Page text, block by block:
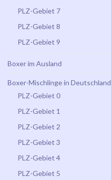
PLZ-Gebiet 7
PLZ-Gebiet 8
PLZ-Gebiet 9
Boxer im Ausland
Boxer-Mischlinge in Deutschland
PLZ-Gebiet 0
PLZ-Gebiet 1
PLZ-Gebiet 2
PLZ-Gebiet 3
PLZ-Gebiet 4
PLZ-Gebiet 5